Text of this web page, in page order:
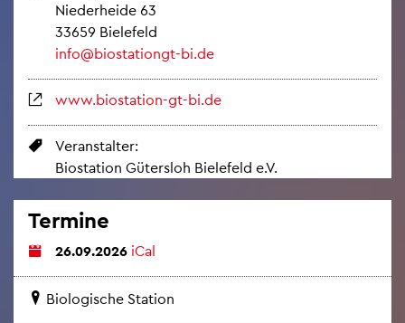
Nie­der­hei­de 63
33659 Bie­le­feld
info@​bio​stat​iong​t-​bi.​de
www.​biostation-​gt-​bi.​de
Ver­an­stal­ter:
Bio­sta­ti­on Gü­ters­loh Bie­le­feld e.V.
Ter­mi­ne
26.09.2026 iCal
Bio­lo­gi­sche Sta­ti­on